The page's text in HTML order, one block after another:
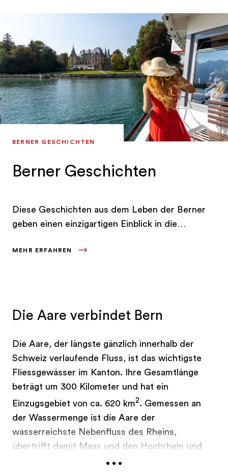
BERNER GESCHICHTEN
Berner Geschichten
Diese Geschichten aus dem Leben der Berner
geben einen einzigartigen Einblick in die
MEHR ERFAHREN
Die Aare verbindet Bern
Die Aare, der längste gänzlich innerhalb der
Schweiz verlaufende Fluss, ist das wichtigste
Fliessgewässer im Kanton. Ihre Gesamtlänge
beträgt um 300 Kilometer und hat ein
Einzugsgebiet von ca. 620 km2. Gemessen an
der Wassermenge ist die Aare der
wasserreichste Nebenfluss des Rheins,
übertrifft damit Maas und den Hochrhein und
führt mehr Wasser als Mosel und Main
...